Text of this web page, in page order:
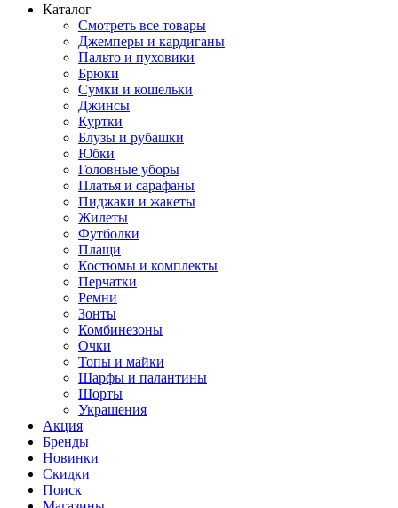
Каталог
Смотреть все товары
Джемперы и кардиганы
Пальто и пуховики
Брюки
Сумки и кошельки
Джинсы
Куртки
Блузы и рубашки
Юбки
Головные уборы
Платья и сарафаны
Пиджаки и жакеты
Жилеты
Футболки
Плащи
Костюмы и комплекты
Перчатки
Ремни
Зонты
Комбинезоны
Очки
Топы и майки
Шарфы и палантины
Шорты
Украшения
Акция
Бренды
Новинки
Скидки
Поиск